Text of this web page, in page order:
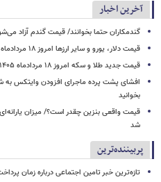
آخرین اخبار
گندمکاران حتما بخوانند/ قیمت گندم آزاد
قیمت دلار، یورو و سایر ارزها امروز ۱۸ مردادماه ۱۴۰۵/ دلار وارد کانال جدید قیمتی شد + جدول
قیمت جدید طلا و سکه امروز ۱۸ مردادماه ۱۴۰۵/ سرعت ریزش قیمت‌ها تند شد + جدول
افشای پشت پرده ماجرای افزودن وایتکس به
بخوانید
قیمت واقعی بنزین چقدر است؟/ میزان
شد
پربیننده‌ترین
تازه‌ترین خبر تامین اجتماعی درباره زمان